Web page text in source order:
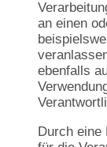
an einen
ebenfalls
Durch eine